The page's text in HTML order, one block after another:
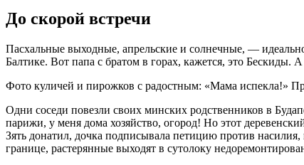
До скорой встречи
Пасхальные выходные, апрельские и солнечные, —
Балтике. Вот папа с братом в горах, кажется, это
Фото куличей и пирожков с радостным: «Мама испекла!»
Одни соседи повезли своих минских родственников в
парижи, у меня дома хозяйство, огород! Но этот
Зять донатил, дочка подписывала петицию против
границе, растерянные выходят в сутолоку